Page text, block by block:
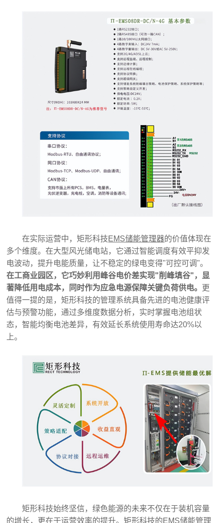
在实际运营中，矩形科技EMS储能管理器的价值体现在
多个维度。在大型风光储电站，它通过智能调度有效平抑发
电波动，提升电能质量，让不稳定的绿电变得"可控可调"。
在工商业园区，它巧妙利用峰谷电价差实现"削峰填谷"，显
著降低用电成本，同时作为应急电源保障关键负荷供电。 更
值得一提的是，矩形科技的管理系统具备先进的电池健康评
估与预警功能，通过多维度数据分析，实时掌握电池组状
态，智能均衡电池差异，有效延长系统使用寿命达20%以
上。
矩形科技始终坚信，绿色能源的未来不仅在于装机容量
的增长，更在于运营效率的提升。矩形科技的EMS储能管理